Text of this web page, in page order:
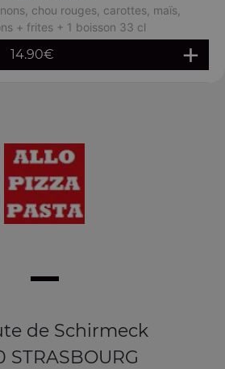
chou rouges, carottes, maïs,
+ frites + 1 boisson 33 cl
14.90€
de Schirmeck
STRASBOURG